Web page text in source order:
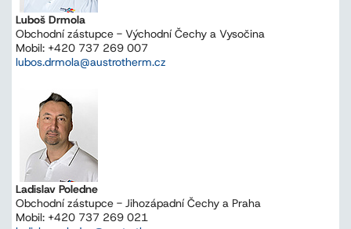
Luboš Drmola
Obchodní zástupce - Východní Čechy a Vysočina
Mobil: +420 737 269 007
lubos.drmola@austrotherm.cz
Ladislav Poledne
Obchodní zástupce - Jihozápadní Čechy a Praha
Mobil: +420 737 269 021